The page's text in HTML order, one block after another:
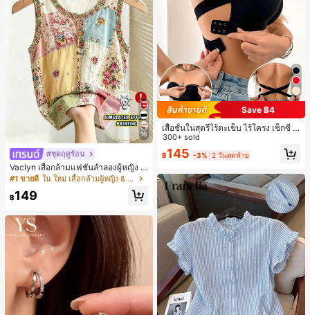
16
#ชุดฤดูร้อน
Vaclyn เสื้อกล้ามแฟชั่นลำลองผู้หญิง ล
ายแพตช์เวิร์ก แขนกุด คอกลม ติดกระดุ
#1 ขายดี ใน ใหม่ เสื้อกล้ามผู้หญิง & Camis
฿149
Save ฿4
เสื้อชั้นในสตรีไร้ตะเข็บ ไร้โครง เซ็กซี่ ด้
านข้างไม่ลื่น แผ่นรองถอดได้ ลายไขว้ห
ลัง ไร้สาย สบายตลอดวัน
300+ sold
฿145 -3% 2 วันสุดท้าย